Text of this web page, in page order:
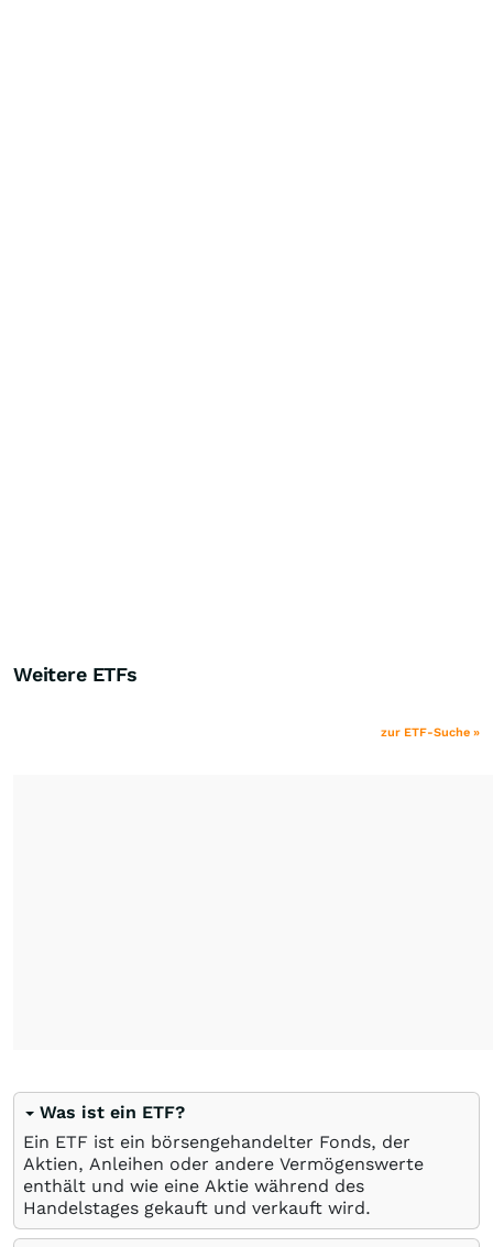
Weitere ETFs
zur ETF-Suche »
Was ist ein ETF?
Ein ETF ist ein börsengehandelter Fonds, der
Aktien, Anleihen oder andere Vermögenswerte
enthält und wie eine Aktie während des
Handelstages gekauft und verkauft wird.